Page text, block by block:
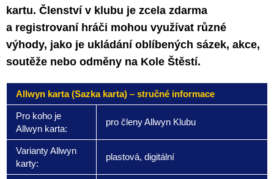
kartu. Členství v klubu je zcela zdarma
a registrovaní hráči mohou využívat různé
výhody, jako je ukládání oblíbených sázek, akce,
soutěže nebo odměny na Kole Štěstí.
Allwyn karta (Sazka karta) – stručné informace
Pro koho je
Allwyn karta:
pro členy Allwyn Klubu
Varianty Allwyn
karty:
plastová, digitální